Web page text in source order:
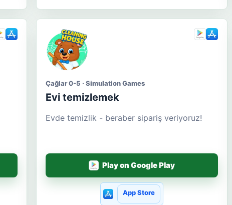
Çağlar 0-5 · Simulation Games
Evi temizlemek
Evde temizlik - beraber sipariş veriyoruz!
Play on Google Play
App Store